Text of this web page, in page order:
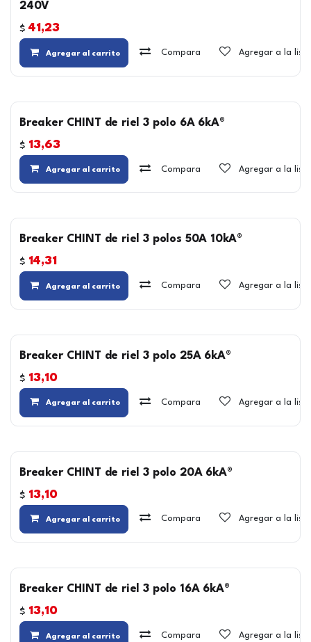
240V
$ 41,23
Agregar al carrito Compara Agregar a la
Breaker CHINT de riel 3 polo 6A 6kA®
$ 13,63
Agregar al carrito Compara Agregar a la
Breaker CHINT de riel 3 polos 50A 10kA®
$ 14,31
Agregar al carrito Compara Agregar a la
Breaker CHINT de riel 3 polo 25A 6kA®
$ 13,10
Agregar al carrito Compara Agregar a la
Breaker CHINT de riel 3 polo 20A 6kA®
$ 13,10
Agregar al carrito Compara Agregar a la
Breaker CHINT de riel 3 polo 16A 6kA®
$ 13,10
Agregar al carrito Compara Agregar a la